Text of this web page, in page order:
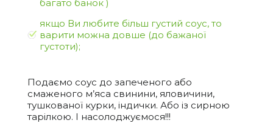
багато банок )
якщо Ви любите більш густий соус, то
варити можна довше (до бажаної
густоти);
Подаємо соус до запеченого або
смаженого м’яса свинини, яловичини,
тушкованої курки, індички. Або із сирною
тарілкою. І насолоджуємося!!!